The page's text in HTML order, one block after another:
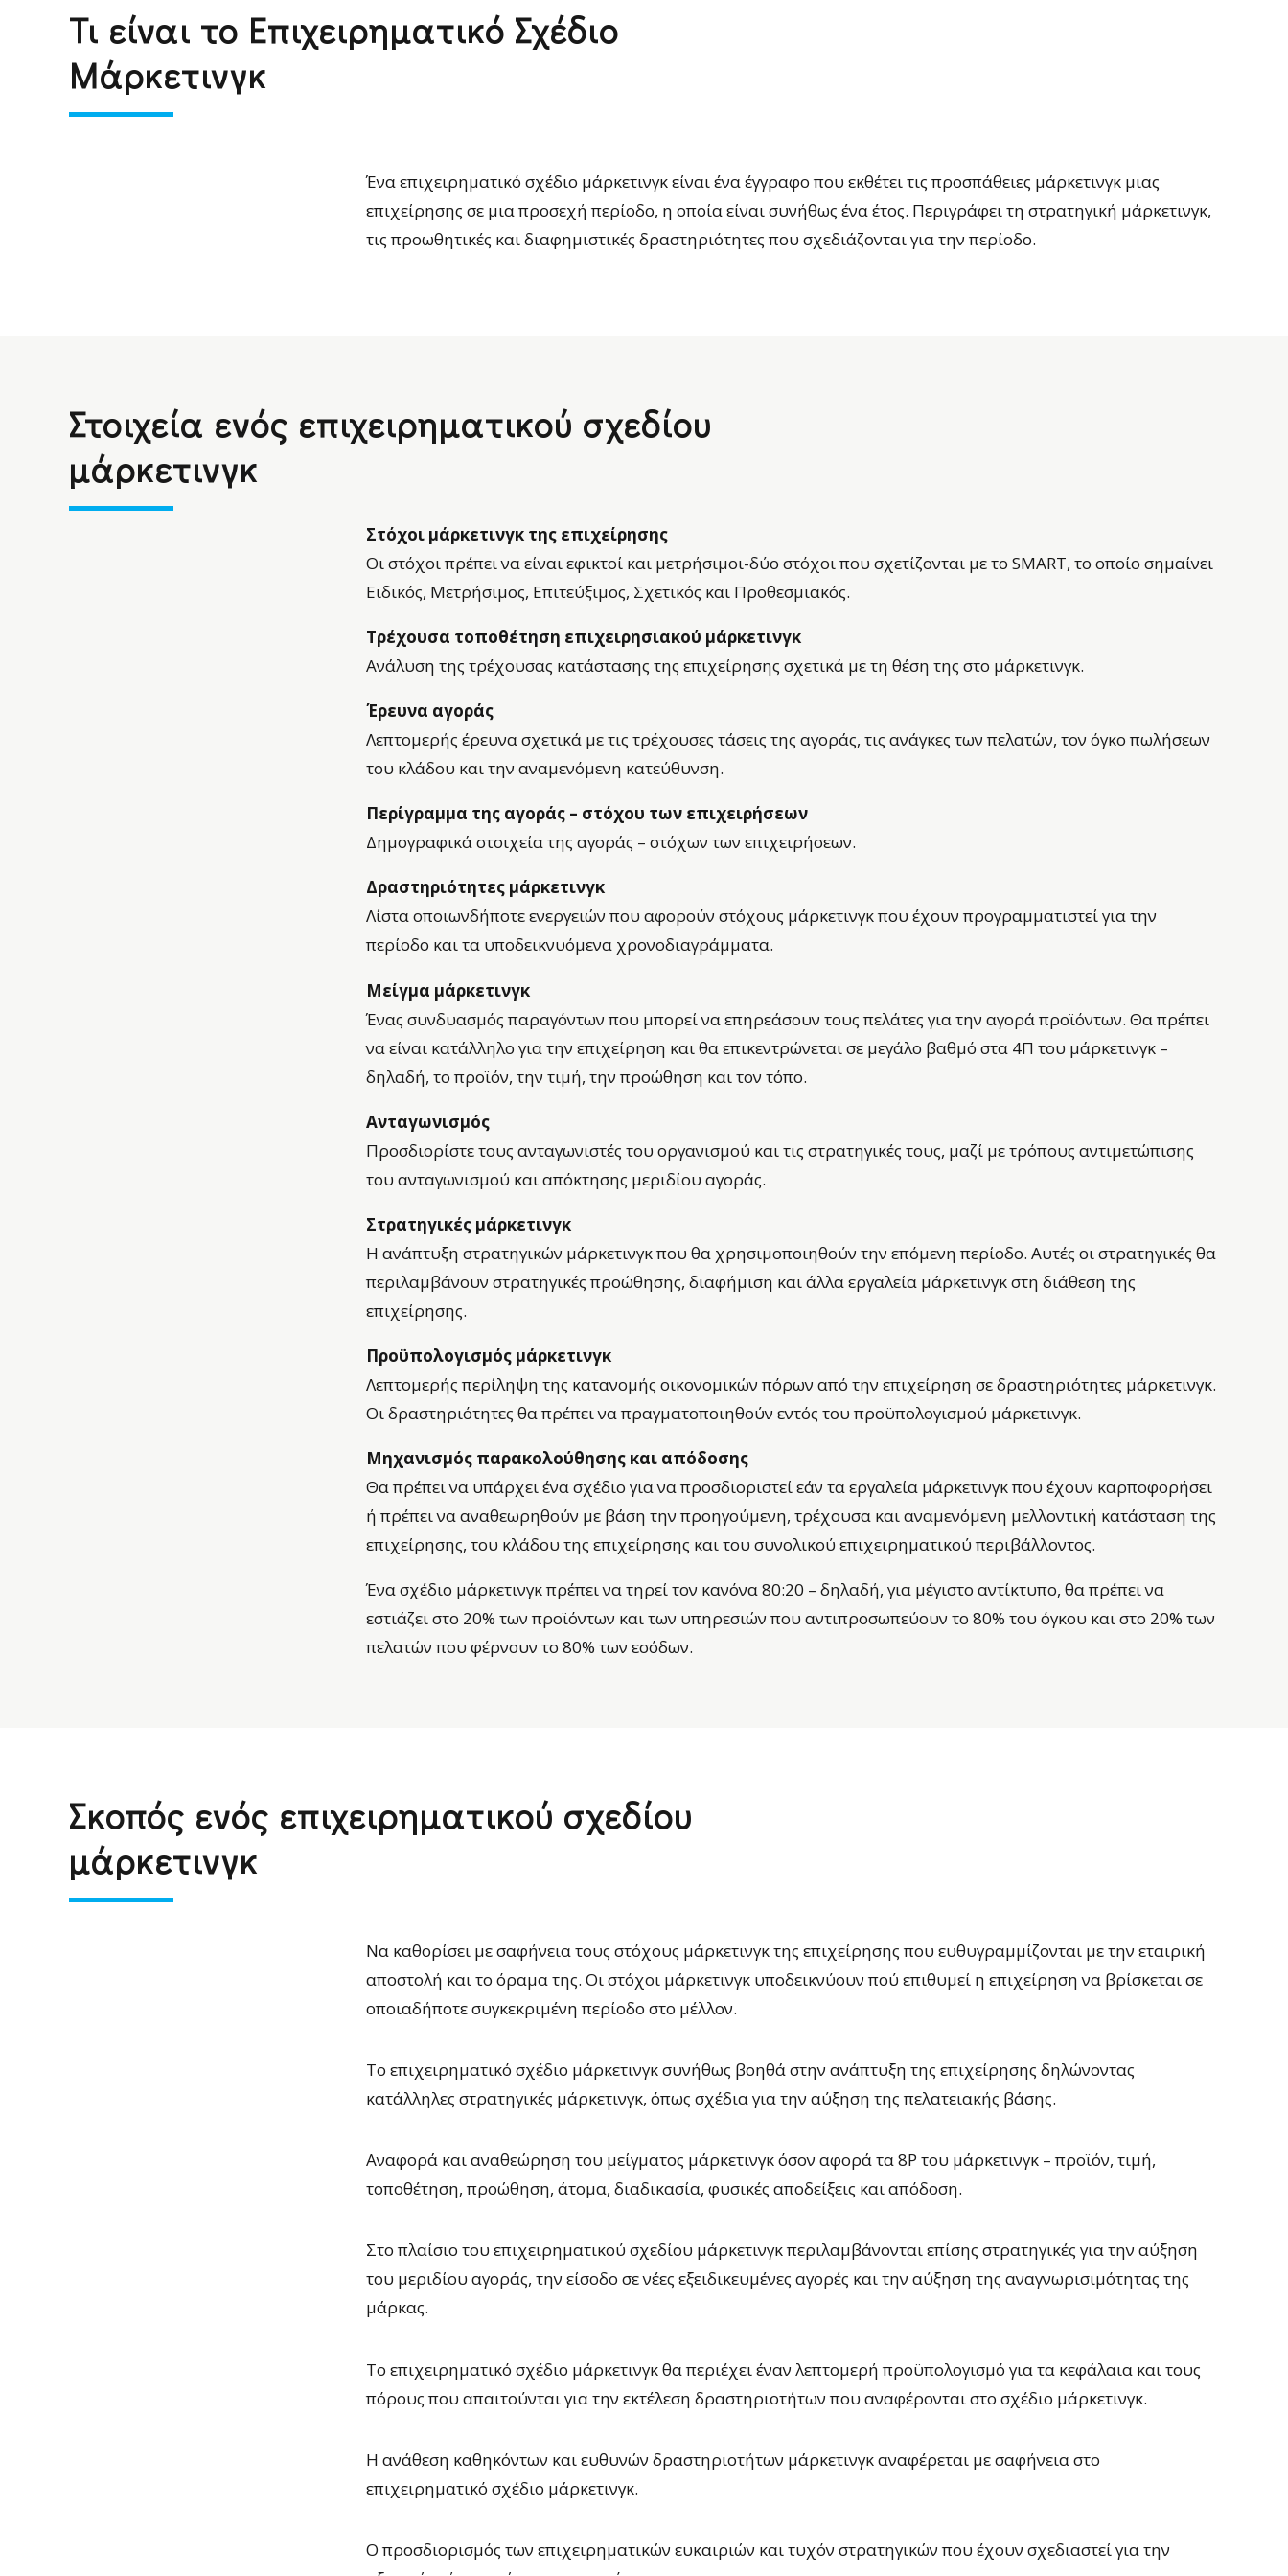
Τι είναι το Επιχειρηματικό Σχέδιο
Μάρκετινγκ
Ένα επιχειρηματικό σχέδιο μάρκετινγκ είναι ένα έγγραφο που εκθέτει τις προσπάθειες μάρκετινγκ μιας
επιχείρησης σε μια προσεχή περίοδο, η οποία είναι συνήθως ένα έτος. Περιγράφει τη στρατηγική μάρκετινγκ,
τις προωθητικές και διαφημιστικές δραστηριότητες που σχεδιάζονται για την περίοδο.
Στοιχεία ενός επιχειρηματικού σχεδίου
μάρκετινγκ
Στόχοι μάρκετινγκ της επιχείρησης
Οι στόχοι πρέπει να είναι εφικτοί και μετρήσιμοι-δύο στόχοι που σχετίζονται με το SMART, το οποίο σημαίνει
Ειδικός, Μετρήσιμος, Επιτεύξιμος, Σχετικός και Προθεσμιακός.
Τρέχουσα τοποθέτηση επιχειρησιακού μάρκετινγκ
Ανάλυση της τρέχουσας κατάστασης της επιχείρησης σχετικά με τη θέση της στο μάρκετινγκ.
Έρευνα αγοράς
Λεπτομερής έρευνα σχετικά με τις τρέχουσες τάσεις της αγοράς, τις ανάγκες των πελατών, τον όγκο πωλήσεων
του κλάδου και την αναμενόμενη κατεύθυνση.
Περίγραμμα της αγοράς – στόχου των επιχειρήσεων
Δημογραφικά στοιχεία της αγοράς – στόχων των επιχειρήσεων.
Δραστηριότητες μάρκετινγκ
Λίστα οποιωνδήποτε ενεργειών που αφορούν στόχους μάρκετινγκ που έχουν προγραμματιστεί για την
περίοδο και τα υποδεικνυόμενα χρονοδιαγράμματα.
Μείγμα μάρκετινγκ
Ένας συνδυασμός παραγόντων που μπορεί να επηρεάσουν τους πελάτες για την αγορά προϊόντων. Θα πρέπει
να είναι κατάλληλο για την επιχείρηση και θα επικεντρώνεται σε μεγάλο βαθμό στα 4Π του μάρκετινγκ –
δηλαδή, το προϊόν, την τιμή, την προώθηση και τον τόπο.
Ανταγωνισμός
Προσδιορίστε τους ανταγωνιστές του οργανισμού και τις στρατηγικές τους, μαζί με τρόπους αντιμετώπισης
του ανταγωνισμού και απόκτησης μεριδίου αγοράς.
Στρατηγικές μάρκετινγκ
Η ανάπτυξη στρατηγικών μάρκετινγκ που θα χρησιμοποιηθούν την επόμενη περίοδο. Αυτές οι στρατηγικές θα
περιλαμβάνουν στρατηγικές προώθησης, διαφήμιση και άλλα εργαλεία μάρκετινγκ στη διάθεση της
επιχείρησης.
Προϋπολογισμός μάρκετινγκ
Λεπτομερής περίληψη της κατανομής οικονομικών πόρων από την επιχείρηση σε δραστηριότητες μάρκετινγκ.
Οι δραστηριότητες θα πρέπει να πραγματοποιηθούν εντός του προϋπολογισμού μάρκετινγκ.
Μηχανισμός παρακολούθησης και απόδοσης
Θα πρέπει να υπάρχει ένα σχέδιο για να προσδιοριστεί εάν τα εργαλεία μάρκετινγκ που έχουν καρποφορήσει
ή πρέπει να αναθεωρηθούν με βάση την προηγούμενη, τρέχουσα και αναμενόμενη μελλοντική κατάσταση της
επιχείρησης, του κλάδου της επιχείρησης και του συνολικού επιχειρηματικού περιβάλλοντος.
Ένα σχέδιο μάρκετινγκ πρέπει να τηρεί τον κανόνα 80:20 – δηλαδή, για μέγιστο αντίκτυπο, θα πρέπει να
εστιάζει στο 20% των προϊόντων και των υπηρεσιών που αντιπροσωπεύουν το 80% του όγκου και στο 20% των
πελατών που φέρνουν το 80% των εσόδων.
Σκοπός ενός επιχειρηματικού σχεδίου
μάρκετινγκ
Να καθορίσει με σαφήνεια τους στόχους μάρκετινγκ της επιχείρησης που ευθυγραμμίζονται με την εταιρική
αποστολή και το όραμα της. Οι στόχοι μάρκετινγκ υποδεικνύουν πού επιθυμεί η επιχείρηση να βρίσκεται σε
οποιαδήποτε συγκεκριμένη περίοδο στο μέλλον.
Το επιχειρηματικό σχέδιο μάρκετινγκ συνήθως βοηθά στην ανάπτυξη της επιχείρησης δηλώνοντας
κατάλληλες στρατηγικές μάρκετινγκ, όπως σχέδια για την αύξηση της πελατειακής βάσης.
Αναφορά και αναθεώρηση του μείγματος μάρκετινγκ όσον αφορά τα 8P του μάρκετινγκ – προϊόν, τιμή,
τοποθέτηση, προώθηση, άτομα, διαδικασία, φυσικές αποδείξεις και απόδοση.
Στο πλαίσιο του επιχειρηματικού σχεδίου μάρκετινγκ περιλαμβάνονται επίσης στρατηγικές για την αύξηση
του μεριδίου αγοράς, την είσοδο σε νέες εξειδικευμένες αγορές και την αύξηση της αναγνωρισιμότητας της
μάρκας.
Το επιχειρηματικό σχέδιο μάρκετινγκ θα περιέχει έναν λεπτομερή προϋπολογισμό για τα κεφάλαια και τους
πόρους που απαιτούνται για την εκτέλεση δραστηριοτήτων που αναφέρονται στο σχέδιο μάρκετινγκ.
Η ανάθεση καθηκόντων και ευθυνών δραστηριοτήτων μάρκετινγκ αναφέρεται με σαφήνεια στο
επιχειρηματικό σχέδιο μάρκετινγκ.
Ο προσδιορισμός των επιχειρηματικών ευκαιριών και τυχόν στρατηγικών που έχουν σχεδιαστεί για την